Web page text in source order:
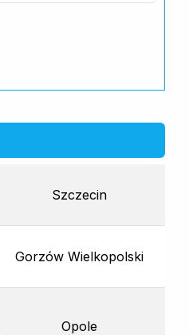
Szczecin
Gorzów Wielkopolski
Opole